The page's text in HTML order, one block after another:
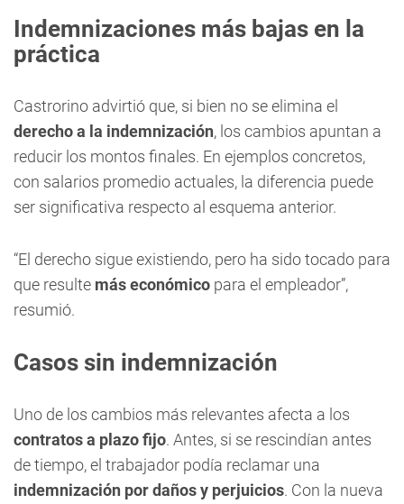
Indemnizaciones más bajas en la
práctica
Castrorino advirtió que, si bien no se elimina el
derecho a la indemnización, los cambios apuntan a
reducir los montos finales. En ejemplos concretos,
con salarios promedio actuales, la diferencia puede
ser significativa respecto al esquema anterior.
“El derecho sigue existiendo, pero ha sido tocado para
que resulte más económico para el empleador”,
resumió.
Casos sin indemnización
Uno de los cambios más relevantes afecta a los
contratos a plazo fijo. Antes, si se rescindían antes
de tiempo, el trabajador podía reclamar una
indemnización por daños y perjuicios. Con la nueva